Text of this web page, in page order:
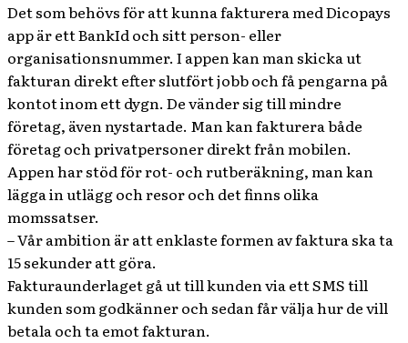
Det som behövs för att kunna fakturera med Dicopays
app är ett BankId och sitt person- eller
organisationsnummer. I appen kan man skicka ut
fakturan direkt efter slutfört jobb och få pengarna på
kontot inom ett dygn. De vänder sig till mindre
företag, även nystartade. Man kan fakturera både
företag och privatpersoner direkt från mobilen.
Appen har stöd för rot- och rutberäkning, man kan
lägga in utlägg och resor och det finns olika
momssatser.
– Vår ambition är att enklaste formen av faktura ska ta
15 sekunder att göra.
Fakturaunderlaget gå ut till kunden via ett SMS till
kunden som godkänner och sedan får välja hur de vill
betala och ta emot fakturan.